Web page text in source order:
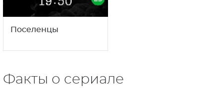
Поселенцы
Факты о сериале